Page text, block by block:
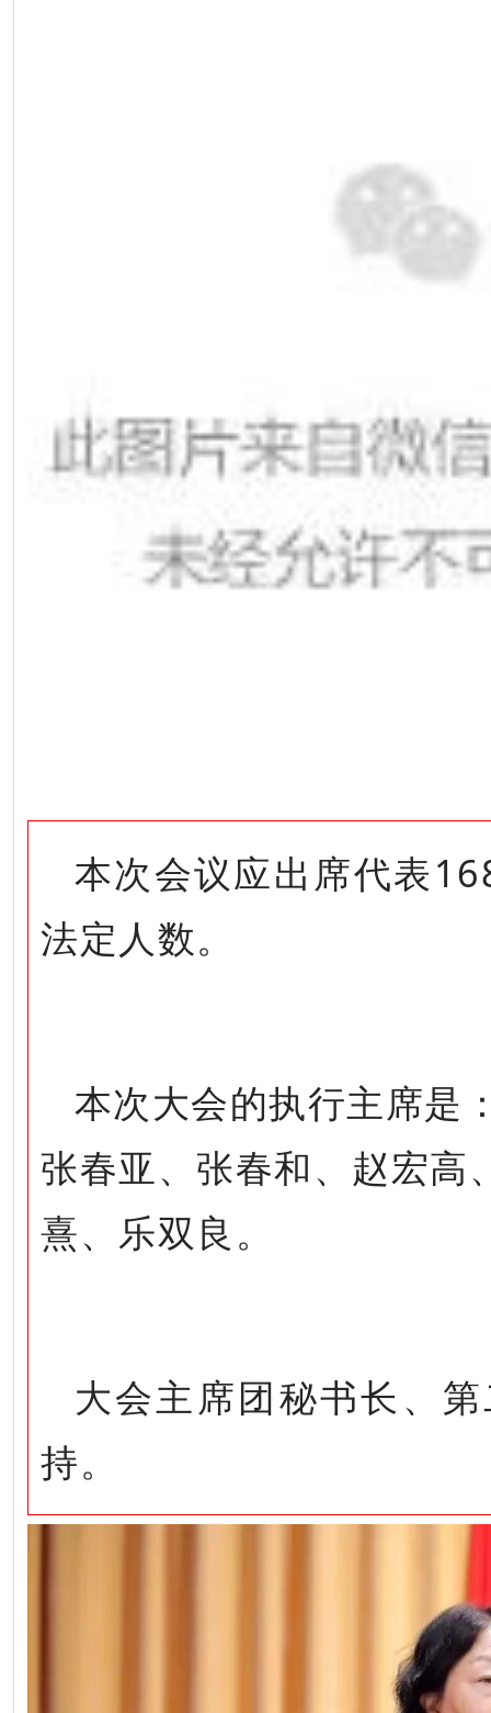
本次会议应出席代表
法定人数。
本次大会的执行主席是
张春亚、张春和、赵宏高
熹、乐双良。
大会主席团秘书长、
持。